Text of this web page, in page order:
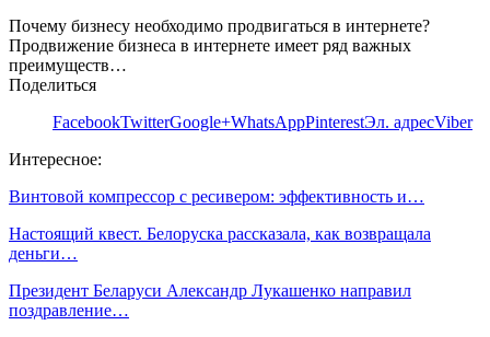
Почему бизнесу необходимо продвигаться в интернете?
Продвижение бизнеса в интернете имеет ряд важных
преимуществ…
Поделиться
FacebookTwitterGoogle+WhatsAppPinterestЭл. адресViber
Интересное:
Винтовой компрессор с ресивером: эффективность и…
Настоящий квест. Белоруска рассказала, как возвращала
деньги…
Президент Беларуси Александр Лукашенко направил
поздравление…